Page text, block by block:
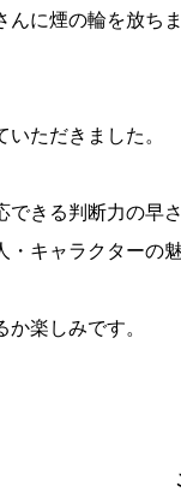
に煙の輪を放ちま
ただきました。
きる判断力の早さ
キャラクターの
楽しみです。